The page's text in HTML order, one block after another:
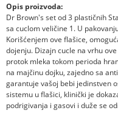
Opis proizvoda:
Dr Brown's set od 3 plastičnih
sa cuclom veličine 1. U
Korišćenjem ove flašice,
dojenju. Dizajn cucle na vrhu
protok mleka tokom perioda
na majčinu dojku, zajedno sa
garantuje vašoj bebi jedinstven
sistemu u flašici, klinički je
podrigivanja i gasovi i duže se